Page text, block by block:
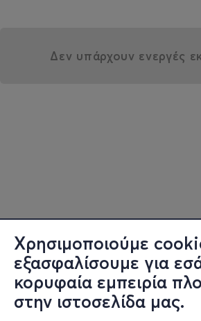
Χρησιμοποιούμε
εξασφαλίσουμε για
κορυφαία εμπειρία
στην ιστοσελίδα μας.
Δεν υπάρχουν ενεργές